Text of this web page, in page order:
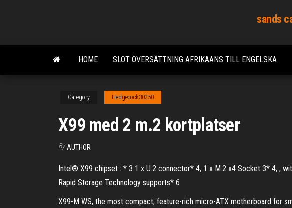
content
sands
HOME SLOT ÖVERSÄTTNING AFRIKAANS TILL ENGELSKA
Category Hedgecock30250
X99 med 2 m.2 kortplatser
By AUTHOR
Intel® X99 chipset : * 3 1 x U.2 connector* 4, 1 x M.2 x4 Socket 3* 4, ,
Rapid Storage Technology supports* 6
X99-M WS, the most compact, feature-rich micro-ATX motherboard for